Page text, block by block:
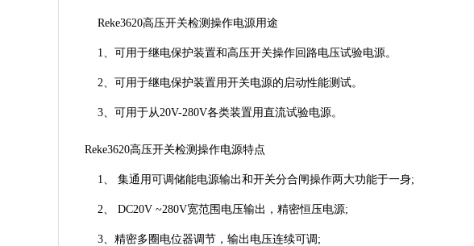
Reke3620高压开关检测操作电源用途
1、可用于继电保护装置和高压开关操作回路电压试验电源。
2、可用于继电保护装置用开关电源的启动性能测试。
3、可用于从20V-280V各类装置用直流试验电源。
Reke3620高压开关检测操作电源特点
1、 集通用可调储能电源输出和开关分合闸操作两大功能于一身;
2、 DC20V ~280V宽范围电压输出，精密恒压电源;
3、精密多圈电位器调节，输出电压连续可调;